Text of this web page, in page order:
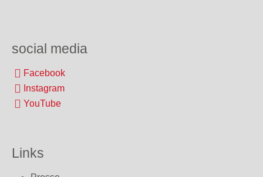
social media
Facebook
Instagram
YouTube
Links